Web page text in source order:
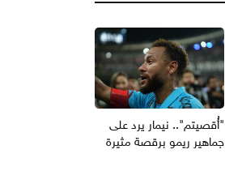
"أُقصيتم".. نيمار يرد على
جماهير ريمو برقصة مثيرة